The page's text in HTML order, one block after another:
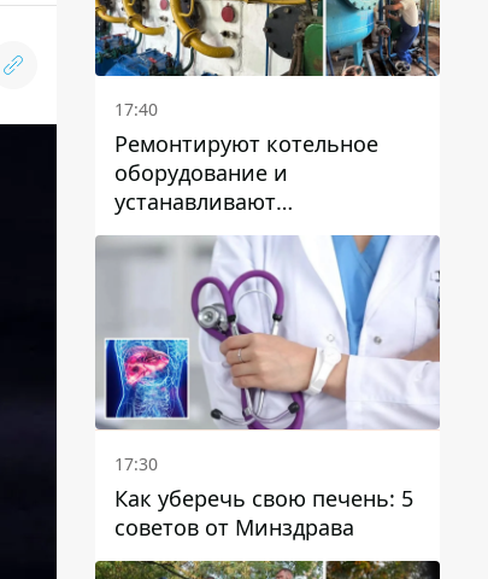
17:40
Ремонтируют котельное
оборудование и
устанавливают
генераторные установки:
как в Днепре готовятся к
отопительному сезону
17:30
Как уберечь свою печень: 5
советов от Минздрава